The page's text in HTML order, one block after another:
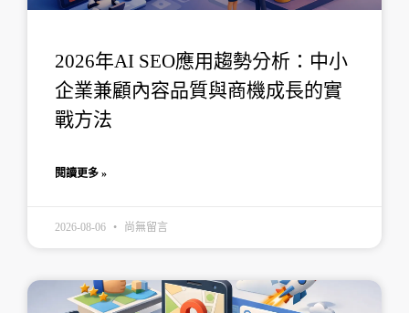
2026年AI SEO應用趨勢分析：中小
企業兼顧內容品質與商機成長的實
戰方法
閱讀更多 »
2026-08-06 尚無留言